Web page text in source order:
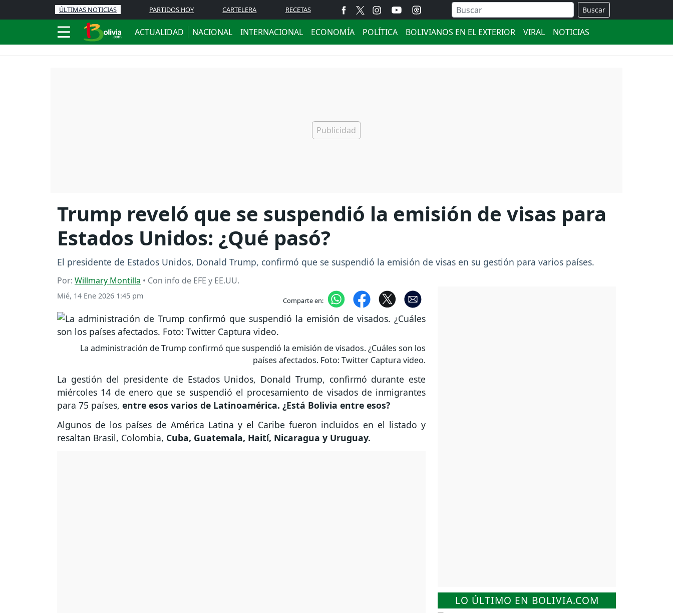
ÚLTIMAS NOTICIAS PARTIDOS HOY CARTELERA RECETAS Buscar
ACTUALIDAD NACIONAL INTERNACIONAL ECONOMÍA POLÍTICA BOLIVIANOS EN EL EXTERIOR VIRAL NOTICIAS
Trump reveló que se suspendió la emisión de visas para
Estados Unidos: ¿Qué pasó?
El presidente de Estados Unidos, Donald Trump, confirmó que se suspendió la emisión de visas en su gestión para varios países.
Por: Willmary Montilla • Con info de EFE y EE.UU.
Mié, 14 Ene 2026 1:45 pm Comparte en:
La administración de Trump confirmó que suspendió la emisión de visados. ¿Cuáles son los
países afectados. Foto: Twitter Captura video.
La gestión del presidente de Estados Unidos, Donald Trump, confirmó durante este
miércoles 14 de enero que se suspendió el procesamiento de visados de inmigrantes
para 75 países, entre esos varios de Latinoamérica. ¿Está Bolivia entre esos?
Algunos de los países de América Latina y el Caribe fueron incluidos en el listado y
resaltan Brasil, Colombia, Cuba, Guatemala, Haití, Nicaragua y Uruguay.
LO ÚLTIMO EN BOLIVIA.COM